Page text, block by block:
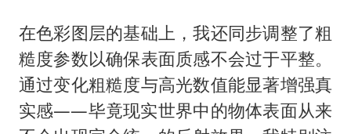
在色彩图层的基础上，我还同步调整了粗
糙度参数以确保表面质感不会过于平整。
通过变化粗糙度与高光数值能显著增强真
实感——毕竟现实世界中的物体表面从来